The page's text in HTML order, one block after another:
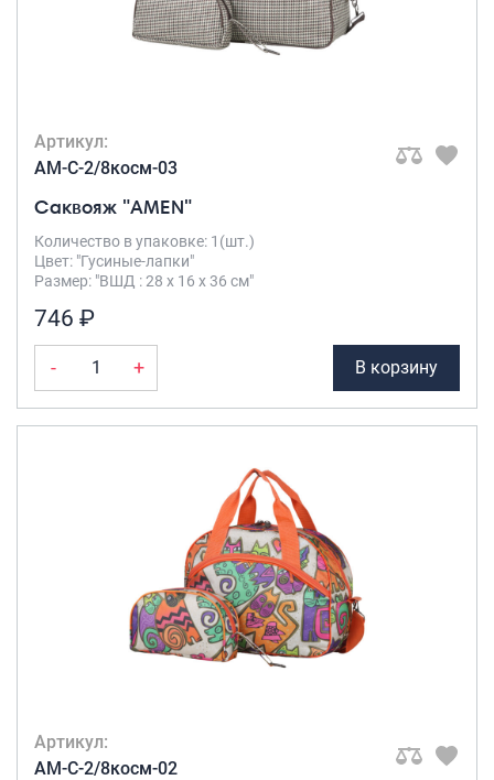
Бьюти-кейсы
Саквояжи
Сумки деловые
Сумки поясные
Сумки пляжные
Сумки-рюкзаки на колёсах
Рюкзаки
Рюкзаки школьные
Рюкзаки подростковые
Ранцы школьные
Рюкзаки детские
Рюкзаки туристические
Рюкзаки для охоты-рыбалки
Рюкзаки на колесах
Артикул:
AM-C-2/8косм-03
Саквояж "AMEN"
Количество в упаковке: 1(шт.)
Цвет: "Гусиные-лапки"
Размер: "ВШД : 28 х 16 х 36 см"
746 ₽
- + В корзину
Артикул:
AM-C-2/8косм-02